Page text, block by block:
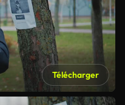
Télécharger